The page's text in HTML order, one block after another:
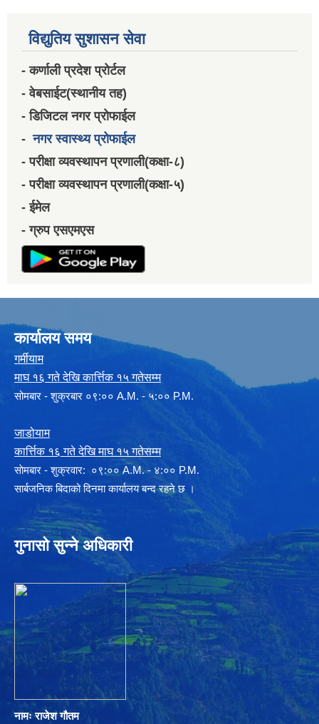
विद्युतिय सुशासन सेवा
- कर्णाली प्रदेश प्रोर्टल
- वेबसाईट(स्थानीय तह)
- डिजिटल नगर प्रोफाईल
-नगर स्वास्थ्य प्रोफाईल
- परीक्षा व्यवस्थापन प्रणाली(कक्षा-८)
- परीक्षा व्यवस्थापन प्रणाली(कक्षा-५)
- ईमेल
- ग्रुप एसएमएस
कार्यालय समय
गर्मीयाम
माघ १६ गते देखि कार्त्तिक १५ गतेसम्म
सोमबार - शुक्रबार ०९:०० A.M. - ५:०० P.M.
जाडोयाम
कार्त्तिक १६ गते देखि माघ १५ गतेसम्म
साेमबार - शुक्रवार: ०९:०० A.M. - ४:०० P.M.
सार्बजनिक बिदाको दिनमा कार्यालय बन्द रहने छ ।
गुनासो सुन्ने अधिकारी
नामः राजेश गौतम